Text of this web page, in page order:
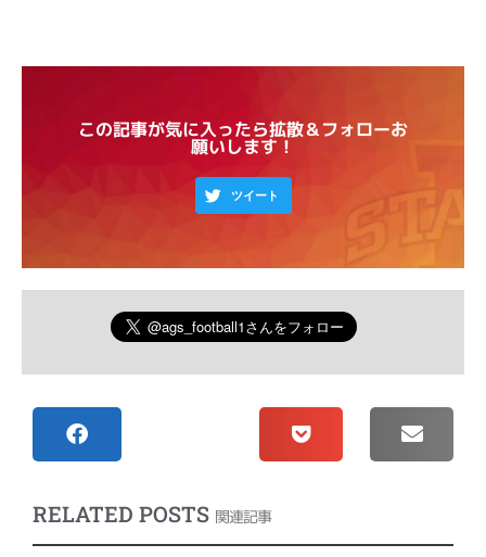
この記事が気に入ったら拡散＆フォローお
願いします！
ツイート
RELATED POSTS 関連記事